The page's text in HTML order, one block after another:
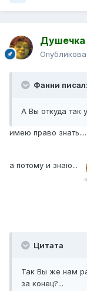
Душечка
Фанни писал:
А Вы откуда так
имею право знать....
а потому и знаю...
Цитата
Так Вы же нам
за конец?...